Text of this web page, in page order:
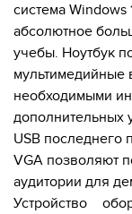
система
абсолютное
учебы. Ноутбук
мультимедийные
необходимыми
дополнительных
USB последнего
VGA позволяют
аудитории для
Устройство